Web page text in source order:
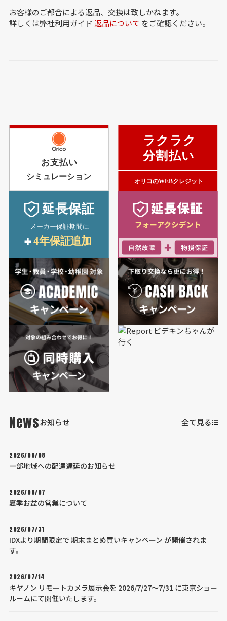
お客様のご都合による返品、交換は致しかねます。
詳しくは弊社利用ガイド 返品について をご確認ください。
Newsお知らせ 全て見る
2026/08/08
一部地域への配達遅延のお知らせ
2026/08/07
夏季お盆の営業について
2026/07/31
IDXより期間限定で 期末まとめ買いキャンペーン が開催されま
す。
2026/07/14
キヤノン リモートカメラ展示会を 2026/7/27～7/31 に東京ショー
ルームにて開催いたします。